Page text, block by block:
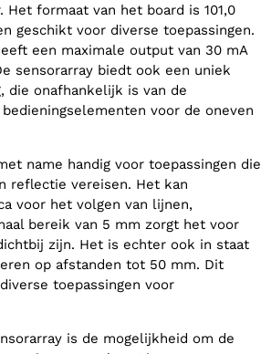
formaat van het board is 101,0
geschikt voor diverse toepassingen.
een maximale output van 30 mA
sensorarray biedt ook een uniek
die onafhankelijk is van de
voor de oneven
name handig voor toepassingen die
reflectie vereisen. Het kan
voor het volgen van lijnen,
bereik van 5 mm zorgt het voor
zijn. Het is echter ook in staat
op afstanden tot 50 mm. Dit
toepassingen voor
is de mogelijkheid om de